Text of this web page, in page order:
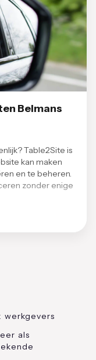
Belmans
Table2Site is
kan maken
en te beheren.
zonder enige
werkgevers
als